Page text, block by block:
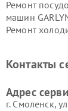
Ремонт
машин
Ремонт
GARLYN
Контакты
Адрес
г. Смоленск,